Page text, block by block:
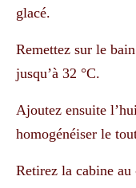
glacé.
Remettez sur le
jusqu’à 32 °C.
Ajoutez ensuite
homogénéiser le
Retirez la cabine au